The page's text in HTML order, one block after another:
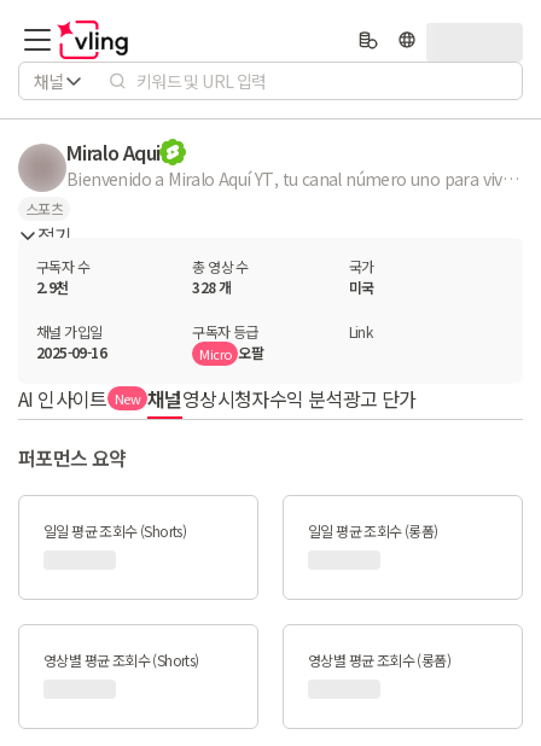
채널
Miralo Aqui
Bienvenido a Miralo Aquí YT, tu canal número uno para vivir la pasión del béisbol y la cultura latina. ⚾🔥 Aquí encuentras los mejores momentos de la MLB, con especial enfoque en los dominicanos y latinos que la están rompiendo: jonrones, jugadas virales, highlights y polémicas que encienden los estadios. Además, cubrimos lo último en farándula y música urbana de República Dominicana y el mundo latino, con noticias frescas, chismes y contenido vacano para que no te pierdas de nada. 🇩🇴 Dominicanos en MLB: Elly De La Cruz, Juan Soto, Rafael Devers, Fernando Tatis Jr. 🇵🇷 Boricuas duros: Francisco Lindor, Javy Báez, Carlos Correa. 🇻🇪 Ronald Acuña Jr., José Altuve, Luis Arráez. 🇲🇽 Alejandro Kirk y más. 📲 Suscríbete y activa la campanita para no perderte nada. 🔗 Síguenos también en Instagram, Threads, X y TikTok: @miraloaquiig 🌐 Visita: MiraloAqui.com
스포츠
접기
구독자 수
2.9천
총 영상 수
328 개
국가
미국
채널 가입일
2025-09-16
구독자 등급
Micro 오팔
Link
AI 인사이트 New 채널영상시청자수익 분석광고 단가
퍼포먼스 요약
일일 평균 조회수 (Shorts) 일일 평균 조회수 (롱폼)
영상별 평균 조회수 (Shorts) 영상별 평균 조회수 (롱폼)